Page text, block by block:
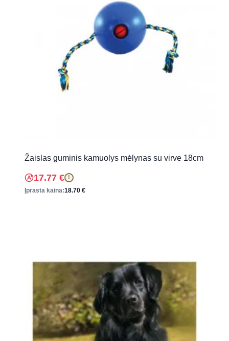
Žaislas guminis kamuolys mėlynas su virve 18cm
17.77 € !
Įprasta kaina:18.70 €